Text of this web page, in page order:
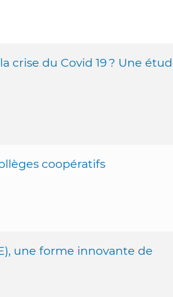
crise du Covid 19 ? Une
coopératifs
une forme innovante de